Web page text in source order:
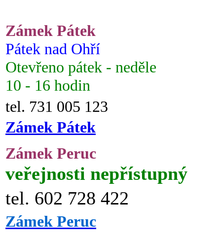
Zámek Pátek
Pátek nad Ohří
Otevřeno pátek - neděle
10 - 16 hodin
tel. 731 005 123
Zámek Pátek
Zámek Peruc
veřejnosti nepřístupný
tel. 602 728 422
Zámek Peruc